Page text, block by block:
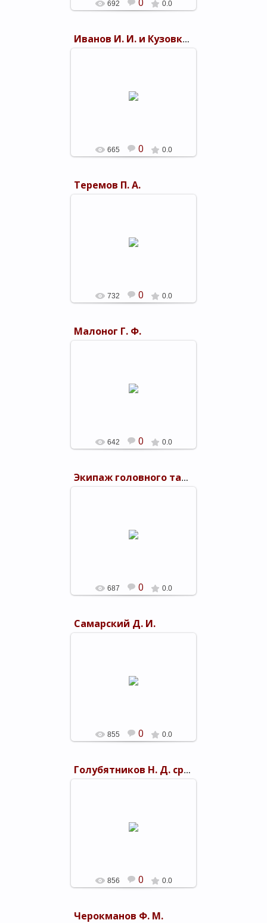
692 0.0
Иванов И. И. и Кузовков И. А.
665 0 0.0
Теремов П. А.
732 0 0.0
Малоног Г. Ф.
642 0 0.0
Экипаж головного танка колонны "Североморец"
головного танка колонны
687 0 0.0
Самарский Д. И.
855 0 0.0
Голубятников Н. Д. среди пионеров
856 0 0.0
Черокманов Ф. М.